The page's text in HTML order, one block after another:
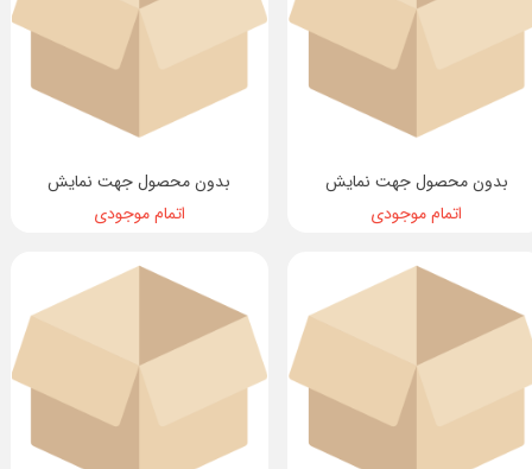
بدون محصول جهت نمایش
اتمام موجودی
بدون محصول جهت نمایش
اتمام موجودی